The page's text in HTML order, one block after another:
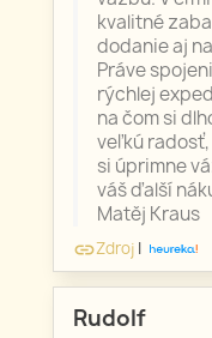
kvalitné
dodanie aj
Práve
rýchlej
na čom si
veľkú
si úprimne
váš ďalší
Matěj Kraus
linkZdroj |
Rudolf